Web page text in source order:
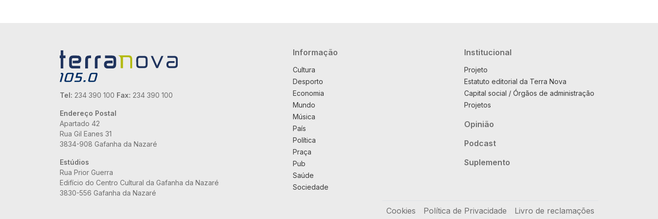
Tel: 234 390 100 Fax: 234 390 100
Endereço Postal
Apartado 42
Rua Gil Eanes 31
3834-908 Gafanha da Nazaré
Estúdios
Rua Prior Guerra
Edifício do Centro Cultural da Gafanha da Nazaré
3830-556 Gafanha da Nazaré
Navegação principal
Informação
Cultura
Desporto
Economia
Mundo
Música
País
Política
Praça
Pub
Saúde
Sociedade
Institucional
Projeto
Estatuto editorial da Terra Nova
Capital social / Órgãos de administração
Projetos
Opinião
Podcast
Suplemento
Cookies Política de Privacidade Livro de reclamações